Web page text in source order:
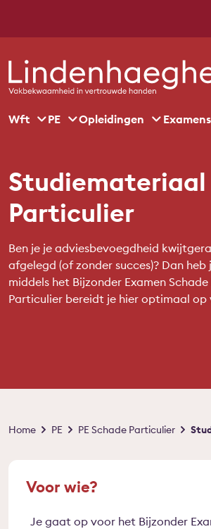
Wft PE Opleidingen Examens
Studiemateriaal
Particulier
Ben je je adviesbevoegdheid
afgelegd (of zonder succes)? Dan
middels het Bijzonder Examen
Particulier bereidt je hier optimaal op
Kruimelpad
Home PE PE Schade Particulier
Voor wie?
Je gaat op voor het Bijzonder